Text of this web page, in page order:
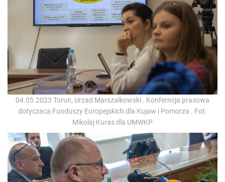
04.05.2023 Torun, Urzad Marszalkowski . Konferncja prasowa
dotyczaca Funduszy Europejskich dla Kujaw i Pomorza . Fot.
Mikolaj Kuras dla UMWKP